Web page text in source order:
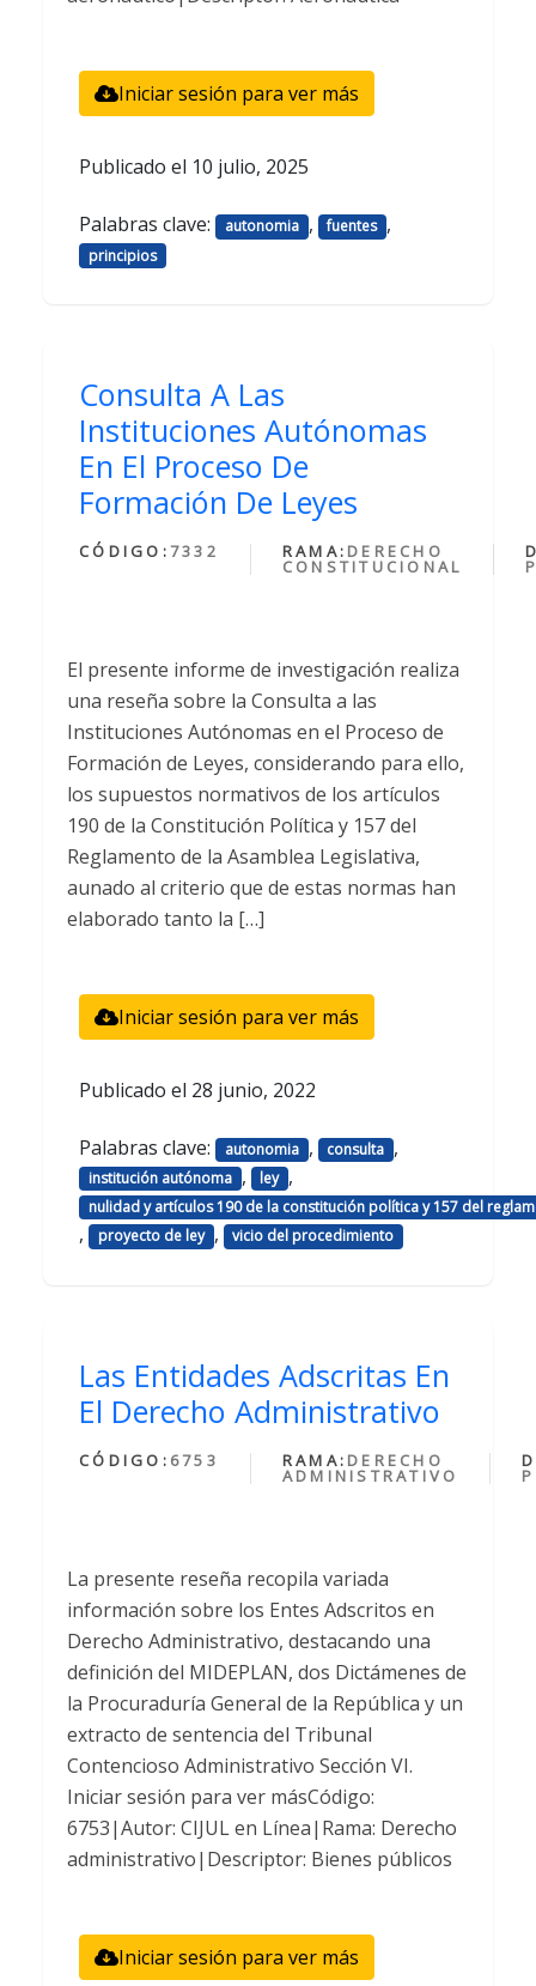
Iniciar sesión para ver más
Publicado el 10 julio, 2025
Palabras clave: autonomia , fuentes ,
principios
Consulta A Las
Instituciones Autónomas
En El Proceso De
Formación De Leyes
CÓDIGO: 7332 RAMA: DERECHO
CONSTITUCIONAL
El presente informe de investigación realiza
una reseña sobre la Consulta a las
Instituciones Autónomas en el Proceso de
Formación de Leyes, considerando para ello,
los supuestos normativos de los artículos
190 de la Constitución Política y 157 del
Reglamento de la Asamblea Legislativa,
aunado al criterio que de estas normas han
elaborado tanto la […]
Iniciar sesión para ver más
Publicado el 28 junio, 2022
Palabras clave: autonomia , consulta ,
institución autónoma , ley ,
nulidad y artículos 190 de la constitución política y 157 del
, proyecto de ley , vicio del procedimiento
Las Entidades Adscritas En
El Derecho Administrativo
CÓDIGO: 6753 RAMA: DERECHO
ADMINISTRATIVO
La presente reseña recopila variada
información sobre los Entes Adscritos en
Derecho Administrativo, destacando una
definición del MIDEPLAN, dos Dictámenes de
la Procuraduría General de la República y un
extracto de sentencia del Tribunal
Contencioso Administrativo Sección VI.
Iniciar sesión para ver másCódigo:
6753|Autor: CIJUL en Línea|Rama: Derecho
administrativo|Descriptor: Bienes públicos
Iniciar sesión para ver más